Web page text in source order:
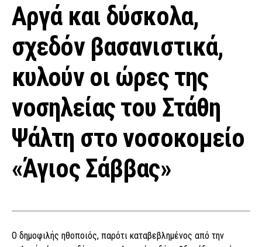
Αργά και δύσκολα,
σχεδόν βασανιστικά,
κυλούν οι ώρες της
νοσηλείας του Στάθη
Ψάλτη στο νοσοκομείο
«Άγιος Σάββας»
Ο δημοφιλής ηθοποιός, παρότι καταβεβλημένος από την